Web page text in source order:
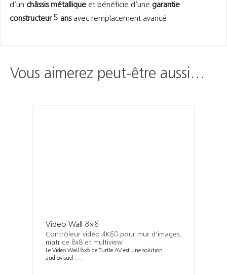
d’un châssis métalliqueet bénéficie d’une garantie
constructeur 5 ansavec remplacement avancé.
Vous aimerez peut-être aussi…
Video Wall 8×8
Contrôleur vidéo 4K60 pour mur d’images,
matrice 8x8 et multiview
Le Video Wall 8x8 de Turtle AV est une solution
audiovisuel . . .